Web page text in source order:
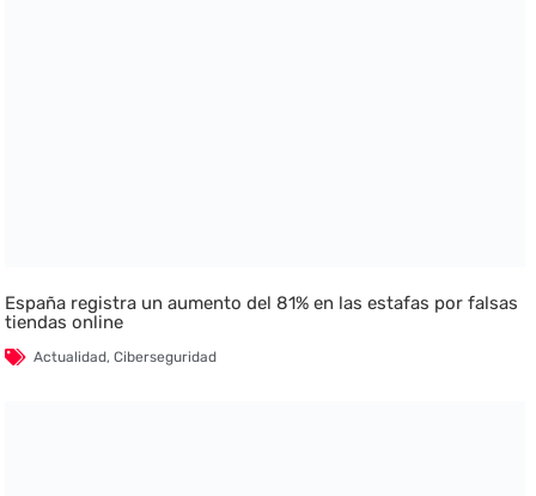
España registra un aumento del 81% en las estafas por falsas
tiendas online
Actualidad,Ciberseguridad